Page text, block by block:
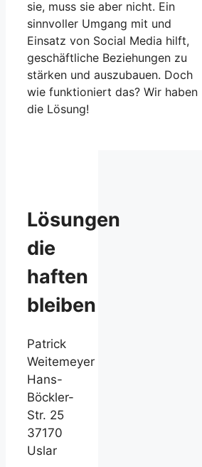
sie, muss sie aber nicht. Ein
sinnvoller Umgang mit und
Einsatz von Social Media hilft,
geschäftliche Beziehungen zu
stärken und auszubauen. Doch
wie funktioniert das? Wir haben
die Lösung!
Lösungen
die
haften
bleiben
Patrick
Weitemeyer
Hans-
Böckler-
Str. 25
37170
Uslar